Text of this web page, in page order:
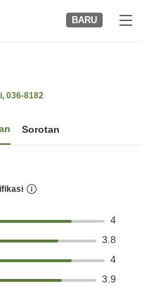
BARU
036-8182
Sorotan
4
3.8
4
3.9